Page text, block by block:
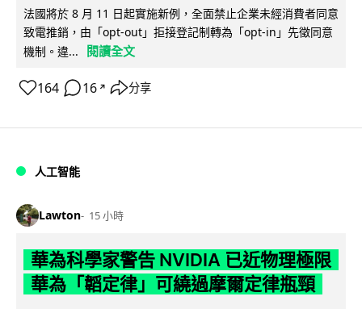
法國將於 8 月 11 日起實施新例，全面禁止企業未經消費者同意
致電推銷，由「opt-out」拒接登記制轉為「opt-in」先徵同意
機制。違...
閱讀全文
164 16 ↗ 分享
人工智能
Lawton 15 小時
華為科學家警告 NVIDIA 已近物理極限
華為「韜定律」可繞過摩爾定律瓶頸